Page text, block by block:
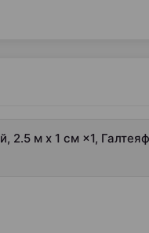
2.5 м х 1 см ×1,